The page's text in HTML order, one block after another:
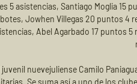
5 asistencias, Santiago Moglia 15
Jowhen Villegas 20 puntos 4
Abel Agarbado 17 puntos
juvenil nuevejuliense Camilo
Se suma así a uno de los